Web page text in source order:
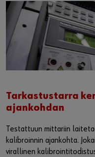
Tarkastustarra
ajankohdan
Testattuun mittariin
kalibroinnin ajankohta.
virallinen